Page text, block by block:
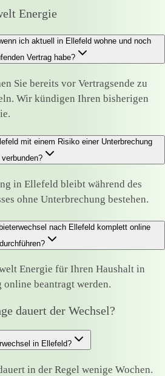
Energie
ich aktuell in Ellefeld wohne und noch
Vertrag habe?
Sie bereits vor Vertragsende zu
Wir kündigen Ihren bisherigen
mit einem Risiko einer Unterbrechung
verbunden?
in Ellefeld bleibt während des
ohne Unterbrechung bestehen.
nach Ellefeld komplett online
durchführen?
Energie für Ihren Haushalt in
beantragt werden.
dauert der Wechsel?
in Ellefeld?
in der Regel wenige Wochen.